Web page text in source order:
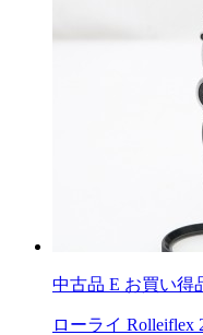
中古品 E お買い得
ローライ Rolleiflex